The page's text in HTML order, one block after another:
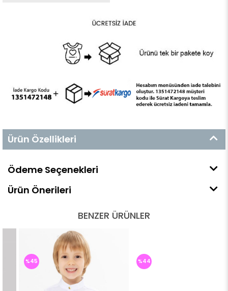
Ürün Özellikleri
Ödeme Seçenekleri
Ürün Önerileri
BENZER ÜRÜNLER